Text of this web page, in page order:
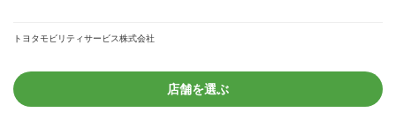
トヨタモビリティサービス株式会社
店舗を選ぶ